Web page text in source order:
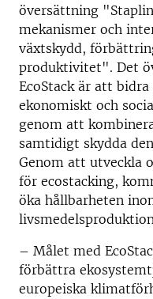
översättning
mekanismer och
växtskydd,
produktivitet". Det
EcoStack är att
ekonomiskt och
genom att
samtidigt skydda
Genom att utveckla
för ecostacking,
öka hållbarheten
– Målet med
förbättra
europeiska